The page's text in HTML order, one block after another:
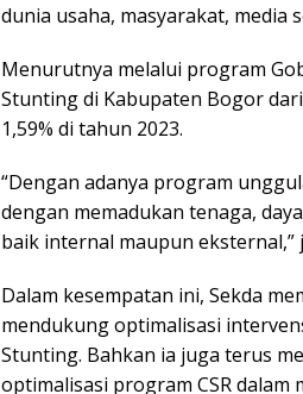
dunia usaha, masyarakat,
Menurutnya melalui program
Stunting di Kabupaten Bogor
1,59% di tahun 2023.
“Dengan adanya program
dengan memadukan tenaga,
baik internal maupun eksternal,”
Dalam kesempatan ini, Sekda
mendukung optimalisasi
Stunting. Bahkan ia juga terus
optimalisasi program CSR dalam